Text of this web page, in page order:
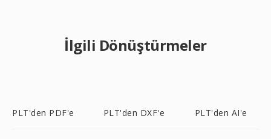
İlgili Dönüştürmeler
PLT'den PDF'e PLT'den DXF'e PLT'den AI'e